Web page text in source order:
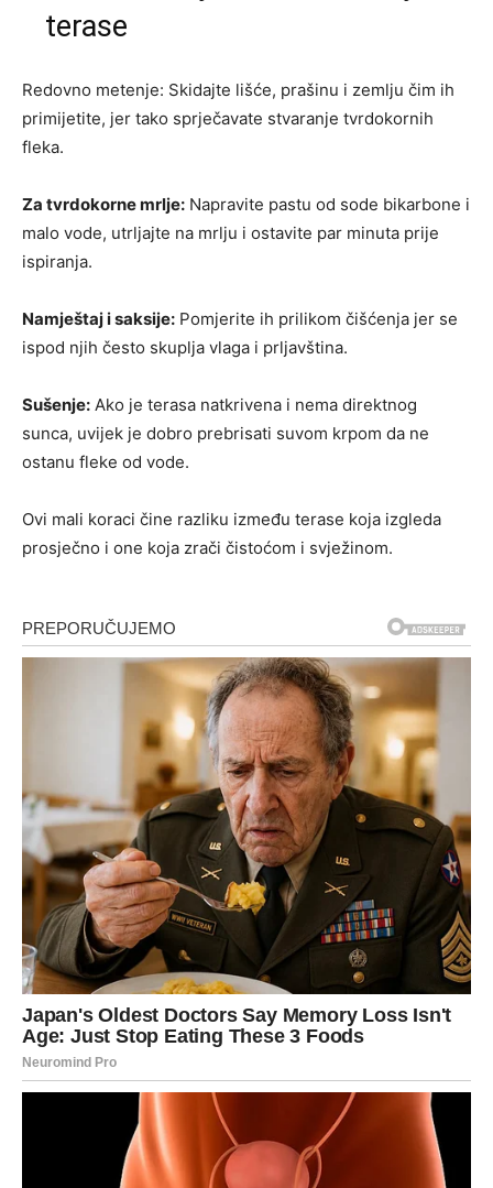
terase
Redovno metenje: Skidajte lišće, prašinu i zemlju čim ih
primijetite, jer tako sprječavate stvaranje tvrdokornih
fleka.
Za tvrdokorne mrlje: Napravite pastu od sode bikarbone i
malo vode, utrljajte na mrlju i ostavite par minuta prije
ispiranja.
Namještaj i saksije: Pomjerite ih prilikom čišćenja jer se
ispod njih često skuplja vlaga i prljavština.
Sušenje: Ako je terasa natkrivena i nema direktnog
sunca, uvijek je dobro prebrisati suvom krpom da ne
ostanu fleke od vode.
Ovi mali koraci čine razliku između terase koja izgleda
prosječno i one koja zrači čistoćom i svježinom.